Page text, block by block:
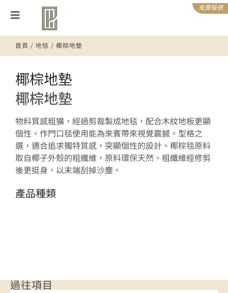
免費報價
首頁 / 地毯 / 椰棕地墊
椰棕地墊
椰棕地墊
物料質感粗獷，經過剪裁製成地毯，配合木紋地板更顯
個性。作門口毯使用能為來賓帶來視覺震撼。型格之
選，適合追求獨特質感，突顯個性的設計。椰棕毯原料
取自椰子外殼的粗纖維，原料環保天然。粗纖維經修剪
後更挺身，以末端刮掉沙塵。
產品種類
過往項目